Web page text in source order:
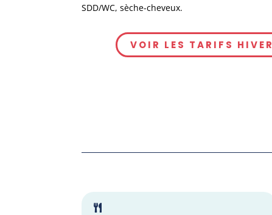
SDD/WC, sèche-cheveux.
VOIR LES TARIFS HIVER